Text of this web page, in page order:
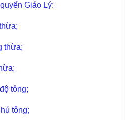
Giáo Lý:
thừa;
tông;
tông;